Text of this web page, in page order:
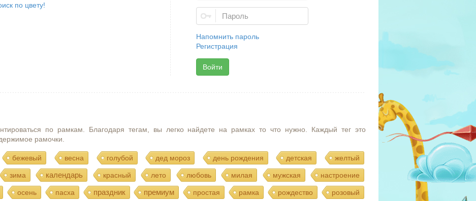
по цвету!
Напомнить пароль
Регистрация
Войти
по рамкам. Благодаря тегам, вы легко найдете на рамках то что нужно. Каждый тег это
рамочки.
бежевый весна голубой дед мороз день рождения детская желтый
зима календарь красный лето любовь милая мужская настроение
осень пасха праздник премиум простая рамка рождество розовый